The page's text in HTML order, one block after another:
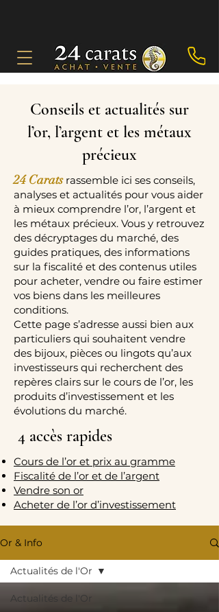
Conseils et actualités sur
l’or, l’argent et les métaux
précieux
24 Caratsrassemble ici ses conseils,
analyses et actualités pour vous aider
à mieux comprendre l’or, l’argent et
les métaux précieux. Vous y retrouvez
des décryptages du marché, des
guides pratiques, des informations
sur la fiscalité et des contenus utiles
pour acheter, vendre ou faire estimer
vos biens dans les meilleures
conditions.
Cette page s’adresse aussi bien aux
particuliers qui souhaitent vendre
des bijoux, pièces ou lingots qu’aux
investisseurs qui recherchent des
repères clairs sur le cours de l’or, les
produits d’investissement et les
évolutions du marché.
4 accès rapides
Cours de l’or et prix au gramme
Fiscalité de l’or et de l’argent
Vendre son or
Acheter de l’or d’investissement
Or & Info
Actualités de l'Or
Actualités de l'Or